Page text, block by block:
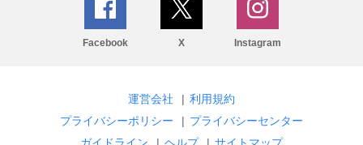
Facebook X Instagram
運営会社 | 利用規約
プライバシーポリシー
| プライバシーセンター